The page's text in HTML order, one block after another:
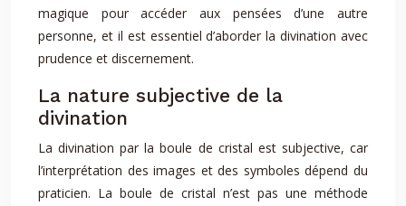
magique pour accéder aux pensées d’une autre
personne, et il est essentiel d’aborder la divination avec
prudence et discernement.
La nature subjective de la
divination
La divination par la boule de cristal est subjective, car
l’interprétation des images et des symboles dépend du
praticien. La boule de cristal n’est pas une méthode